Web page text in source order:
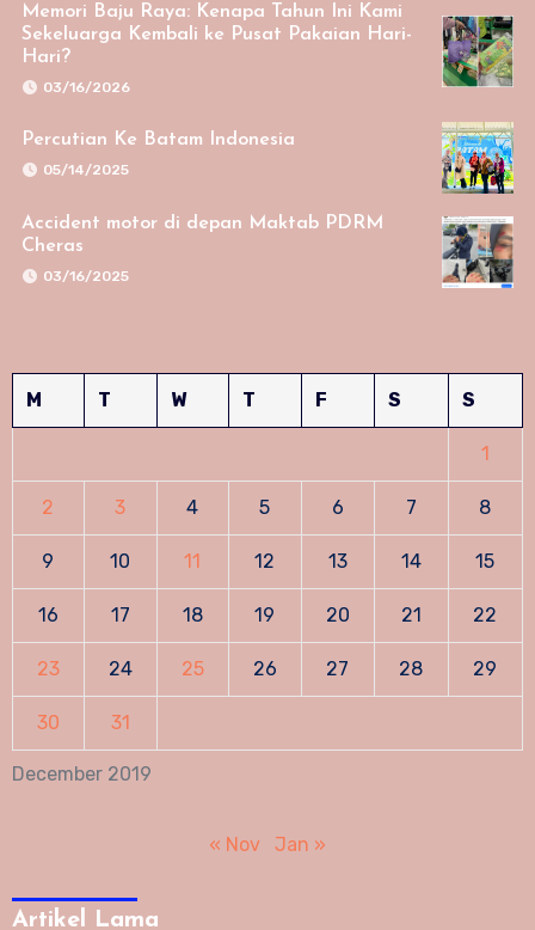
Memori Baju Raya: Kenapa Tahun Ini Kami
Sekeluarga Kembali ke Pusat Pakaian Hari-
Hari?
03/16/2026
Percutian Ke Batam Indonesia
05/14/2025
Accident motor di depan Maktab PDRM
Cheras
03/16/2025
December 2019
M T W T F S S
1
2 3 4 5 6 7 8
9 10 11 12 13 14 15
16 17 18 19 20 21 22
23 24 25 26 27 28 29
30 31
« Nov Jan »
Artikel Lama